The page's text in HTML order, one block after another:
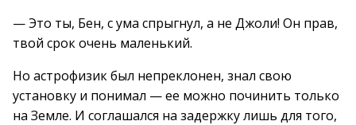
— Это ты, Бен, с ума спрыгнул, а не Джоли! Он прав,
твой срок очень маленький.
Но астрофизик был непреклонен, знал свою
установку и понимал — ее можно починить только
на Земле. И соглашался на задержку лишь для того,